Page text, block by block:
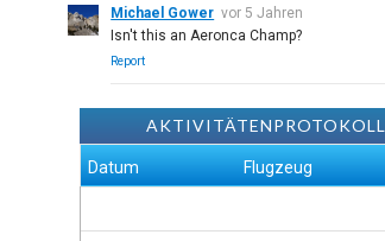
Michael Gower vor 5 Jahren
Isn't this an Aeronca Champ?
Report
AKTIVITÄTENPROTOKOLL
Datum Flugzeug